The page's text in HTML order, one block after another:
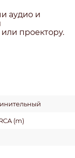
аудио и
проектору.
(m)